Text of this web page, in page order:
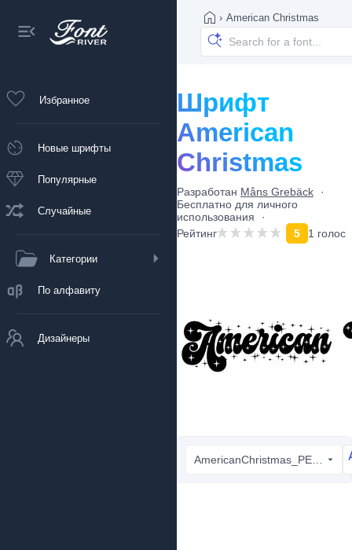
Избранное
Новые шрифты
Популярные
Случайные
Категории
По алфавиту
Дизайнеры
› American Christmas
Шрифт
American
Christmas
Разработан Måns Grebäck
Бесплатно для личного
использования
Рейтинг
5 1 голос